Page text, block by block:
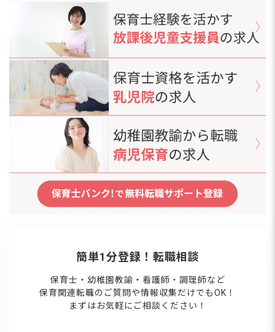
簡単1分登録！転職相談
保育士・幼稚園教諭・看護師・調理師など
保育関連転職のご質問や情報収集だけでもOK！
まずはお気軽にご相談ください！